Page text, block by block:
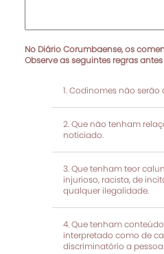
No Diário Corumbaense, os
Observe as seguintes regras
Codinomes não serão
Que não tenham
noticiado.
Que tenham teor
injurioso, racista, de
qualquer ilegalidade.
Que tenham
interpretado como de
discriminatório a